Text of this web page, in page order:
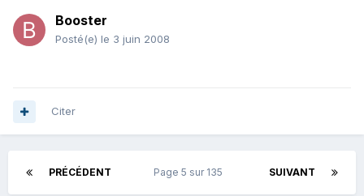
Booster
Posté(e) le 3 juin 2008
Citer
PRÉCÉDENT SUIVANT
Page 5 sur 135